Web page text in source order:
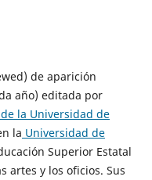
de aparición
año) editada por
la Universidad de
la Universidad de
Superior Estatal
artes y los oficios. Sus